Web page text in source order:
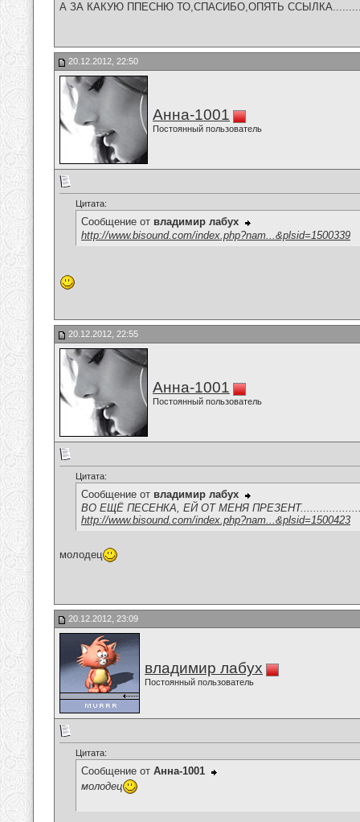
А ЗА КАКУЮ ППЕСНЮ ТО,СПАСИБО,ОПЯТЬ
20.12.2012, 22:50
Анна-1001
Постоянный пользователь
Цитата:
Сообщение от владимир лабух
http://www.bisound.com/index.php?nam...&plsid=1500339
20.12.2012, 22:55
Анна-1001
Постоянный пользователь
Цитата:
Сообщение от владимир лабух
ВО ЕЩЁ ПЕСЕНКА, ЕЙ ОТ МЕНЯ
http://www.bisound.com/index.php?nam...&plsid=1500423
молодец
20.12.2012, 23:09
владимир лабух
Постоянный пользователь
Цитата:
Сообщение от Анна-1001
молодец